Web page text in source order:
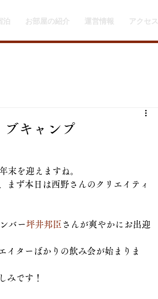
泊 お部屋の紹介 運営情報 アクセス
キャンプ
末を迎えますね。
まず本日は西野さんのクリエイティ
バー坪井邦臣 さんが爽やかにお出迎
イターばかりの飲み会が始まりま
みです！